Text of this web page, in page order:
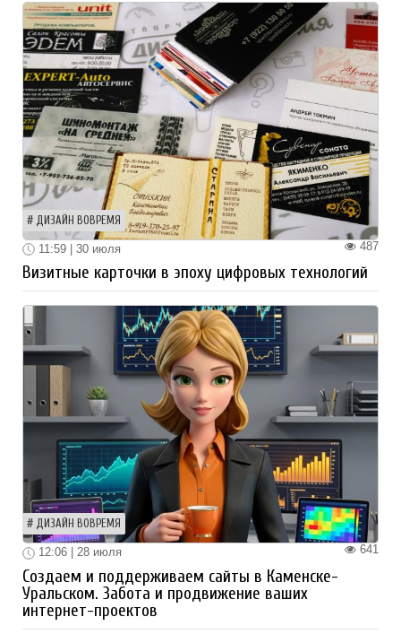
ДИЗАЙН ВОВРЕМЯ
487
11:59 | 30 июля
Визитные карточки в эпоху цифровых технологий
ДИЗАЙН ВОВРЕМЯ
641
12:06 | 28 июля
Создаем и поддерживаем сайты в Каменске-
Уральском. Забота и продвижение ваших
интернет-проектов